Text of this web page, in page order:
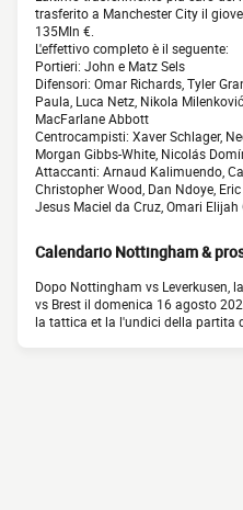
trasferito a Manchester City il
135Mln €.
L'effettivo completo è il seguente:
Portieri: John e Matz Sels
Difensori: Omar Richards, Tyler
Paula, Luca Netz, Nikola
MacFarlane Abbott
Centrocampisti: Xaver Schlager,
Morgan Gibbs-White, Nicolás
Attaccanti: Arnaud Kalimuendo,
Christopher Wood, Dan Ndoye,
Jesus Maciel da Cruz, Omari
Calendario Nottingham &
Dopo Nottingham vs Leverkusen,
vs Brest il domenica 16 agosto
la tattica et la l'undici della partita